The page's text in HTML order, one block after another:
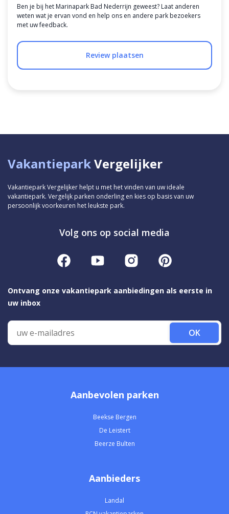
Ben je bij het Marinapark Bad Nederrijn geweest? Laat anderen
weten wat je ervan vond en help ons en andere park bezoekers
met uw feedback.
Review plaatsen
VakantieparkVergelijker
Vakantiepark Vergelijker helpt u met het vinden van uw ideale
vakantiepark. Vergelijk parken onderling en kies op basis van uw
persoonlijk voorkeuren het leukste park.
Volg ons op social media
Ontvang onze vakantiepark aanbiedingen als eerste in
uw inbox
OK
Aanbevolen parken
Beekse Bergen
De Leistert
Beerze Bulten
Aanbieders
Landal